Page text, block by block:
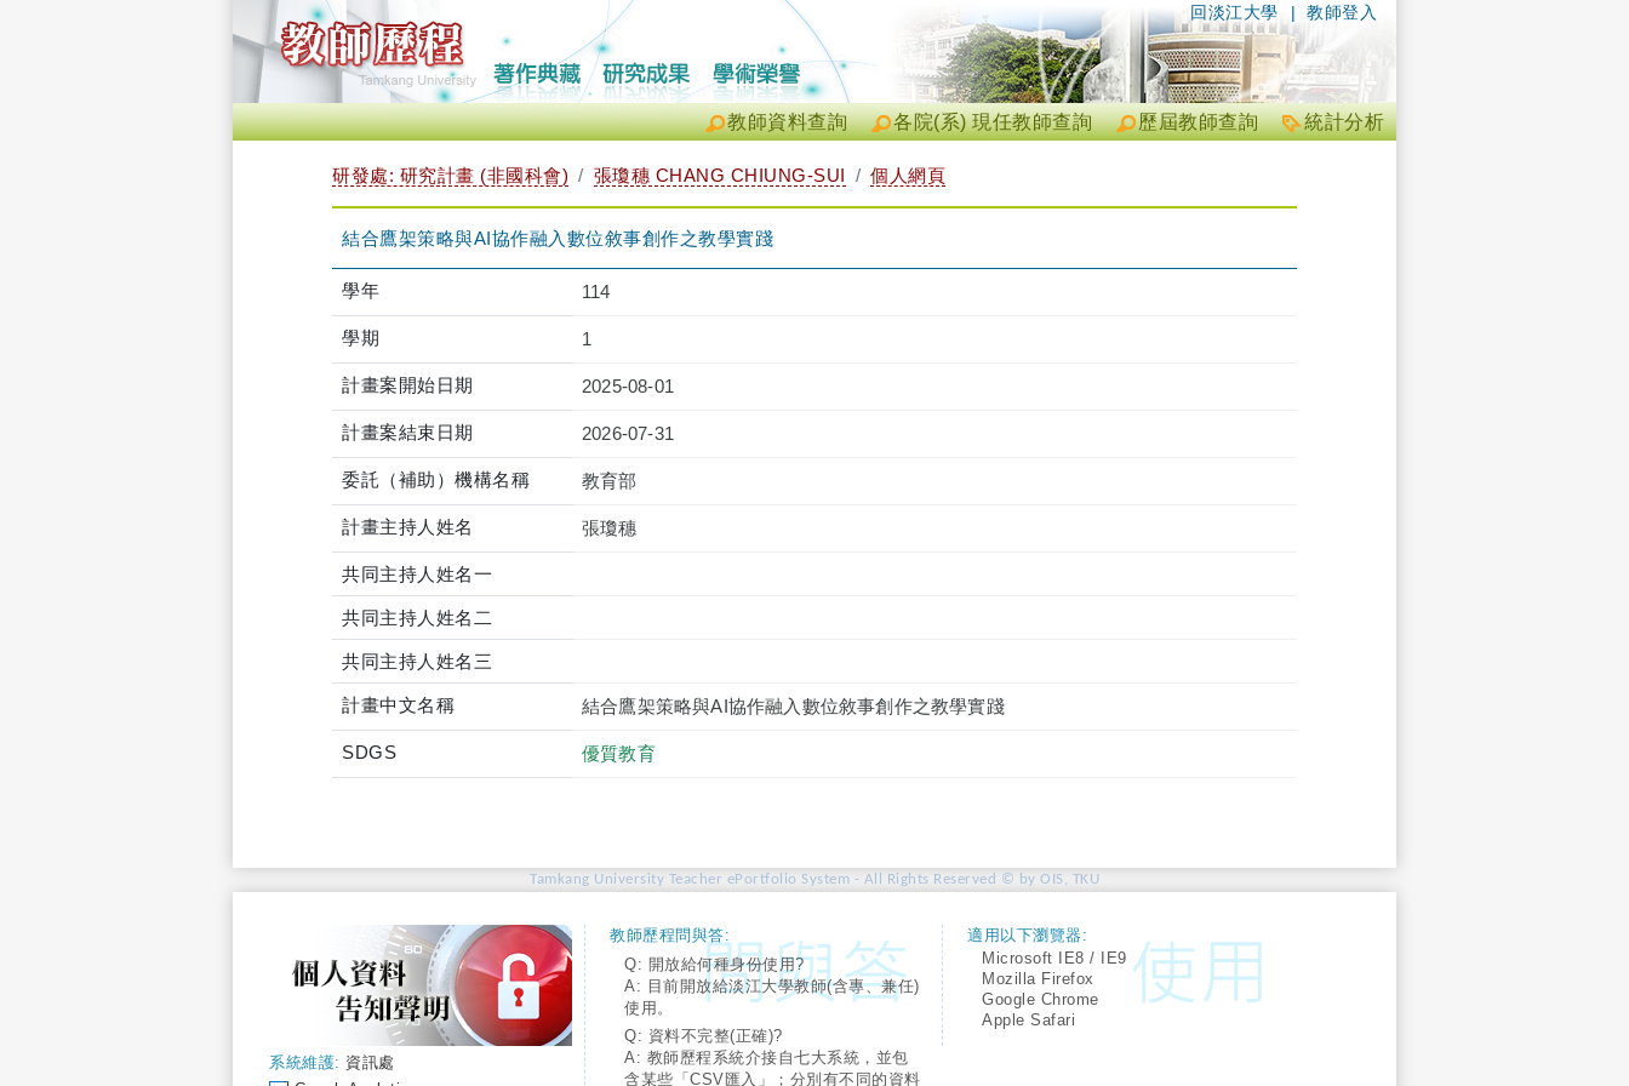
| 教師登入
回淡江大學
統計分析
歷屆教師查詢
各院(系) 現任教師查詢
教師資料查詢
研發處: 研究計畫 (非國科會) 張瓊穗 CHANG CHIUNG-SUI 個人網頁
結合鷹架策略與AI協作融入數位敘事創作之教學實踐
學年 114
學期 1
計畫案開始日期 2025-08-01
計畫案結束日期 2026-07-31
委託（補助）機構名稱 教育部
計畫主持人姓名 張瓊穗
共同主持人姓名一
共同主持人姓名二
共同主持人姓名三
計畫中文名稱 結合鷹架策略與AI協作融入數位敘事創作之教學實踐
SDGS 優質教育
Tamkang University Teacher ePortfolio System - All Rights Reserved © by OIS, TKU
系統維護: 資訊處
教師歷程問與答:
Q: 開放給何種身份使用?
A: 目前開放給淡江大學教師(含專、兼任)
使用。
Q: 資料不完整(正確)?
A: 教師歷程系統介接自七大系統，並包
含某些「CSV匯入」；分別有不同的資料
適用以下瀏覽器:
Microsoft IE8 / IE9
Mozilla Firefox
Google Chrome
Apple Safari